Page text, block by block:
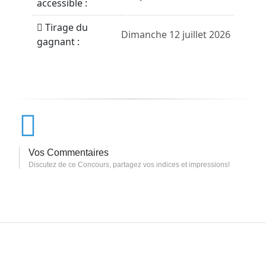
accessible :
Tirage du
gagnant :
Dimanche 12 juillet 2026
Vos Commentaires
Discutez de ce Concours, partagez vos indices et impressions!